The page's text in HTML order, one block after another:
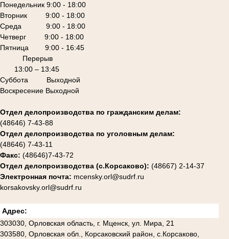
Понедельник 9:00 - 18:00
Вторник 9:00 - 18:00
Среда 9:00 - 18:00
Четверг 9:00 - 18:00
Пятница 9:00 - 16:45
Перерыв
13:00 – 13:45
Суббота Выходной
Воскресение Выходной
Отдел делопроизводства по гражданским делам:
(48646) 7-43-88
Отдел делопроизводства по уголовным делам:
(48646) 7-43-11
Факс: (48646)7-43-72
Отдел делопроизводства (с.Корсаково): (48667) 2-14-37
Электронная почта: mcensky.orl@sudrf.ru
korsakovsky.orl@sudrf.ru
Адрес:
303030, Орловская область, г. Мценск, ул. Мира, 21
303580, Орловская обл., Корсаковский район, с.Корсаково,